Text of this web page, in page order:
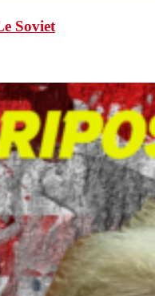
Soviet